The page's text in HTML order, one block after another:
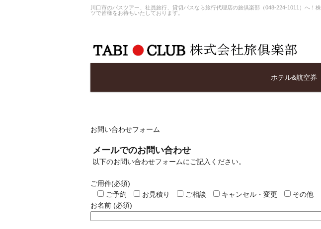
川口市のバスツアー、社員旅行、貸切バスなら旅行代理店の旅倶楽部（048-224-1011）へ
ツで皆様をお待ちいたしております。
ホテル&航空券
お問い合わせフォーム
メールでのお問い合わせ
以下のお問い合わせフォームにご記入ください。
ご用件(必須)
ご予約
お見積り ご相談 キャンセル・変更
その他
お名前 (必須)